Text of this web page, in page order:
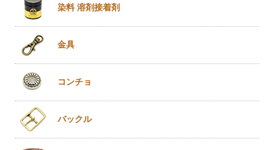
染料 溶剤接着剤
金具
コンチョ
バックル